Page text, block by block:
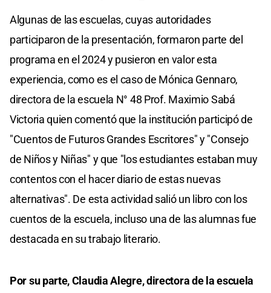
Algunas de las escuelas, cuyas autoridades
participaron de la presentación, formaron parte del
programa en el 2024 y pusieron en valor esta
experiencia, como es el caso de Mónica Gennaro,
directora de la escuela N° 48 Prof. Maximio Sabá
Victoria quien comentó que la institución participó de
"Cuentos de Futuros Grandes Escritores" y "Consejo
de Niños y Niñas" y que "los estudiantes estaban muy
contentos con el hacer diario de estas nuevas
alternativas". De esta actividad salió un libro con los
cuentos de la escuela, incluso una de las alumnas fue
destacada en su trabajo literario.
Por su parte, Claudia Alegre, directora de la escuela